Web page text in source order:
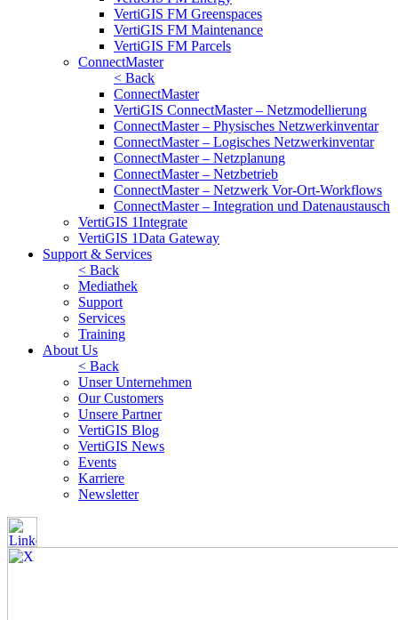
VertiGIS FM Greenspaces
VertiGIS FM Maintenance
VertiGIS FM Parcels
ConnectMaster
< Back
ConnectMaster
VertiGIS ConnectMaster – Netzmodellierung
ConnectMaster – Physisches Netzwerkinventar
ConnectMaster – Logisches Netzwerkinventar
ConnectMaster – Netzplanung
ConnectMaster – Netzbetrieb
ConnectMaster – Netzwerk Vor-Ort-Workflows
ConnectMaster – Integration und Datenaustausch
VertiGIS 1Integrate
VertiGIS 1Data Gateway
Support & Services
< Back
Mediathek
Support
Services
Training
About Us
< Back
Unser Unternehmen
Our Customers
Unsere Partner
VertiGIS Blog
VertiGIS News
Events
Karriere
Newsletter